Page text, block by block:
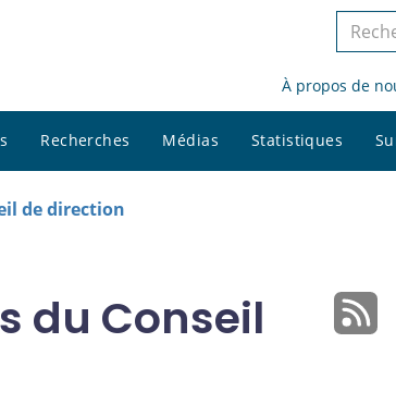
le
site
À propos de
Recherches Médias Statistiques
de direction
du Conseil